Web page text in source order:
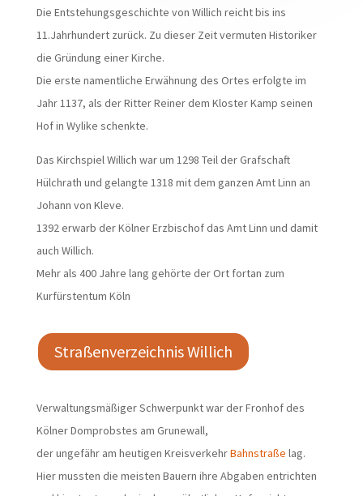
Die Entstehungsgeschichte von Willich reicht bis ins
11.Jahrhundert zurück. Zu dieser Zeit vermuten Historiker
die Gründung einer Kirche.
Die erste namentliche Erwähnung des Ortes erfolgte im
Jahr 1137, als der Ritter Reiner dem Kloster Kamp seinen
Hof in Wylike schenkte.
Das Kirchspiel Willich war um 1298 Teil der Grafschaft
Hülchrath und gelangte 1318 mit dem ganzen Amt Linn an
Johann von Kleve.
1392 erwarb der Kölner Erzbischof das Amt Linn und damit
auch Willich.
Mehr als 400 Jahre lang gehörte der Ort fortan zum
Kurfürstentum Köln
Straßenverzeichnis Willich
Verwaltungsmäßiger Schwerpunkt war der Fronhof des
Kölner Domprobstes am Grunewall,
der ungefähr am heutigen KreisverkehrBahnstraße lag.
Hier mussten die meisten Bauern ihre Abgaben entrichten